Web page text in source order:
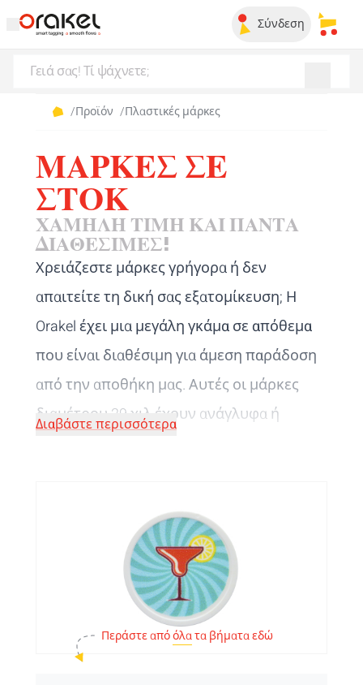
Σύνδεση Τα
/Προϊόν /Πλαστικές μάρκες
ΜΆΡΚΕΣ ΣΕ
ΣΤΟΚ
ΧΑΜΗΛΉ ΤΙΜΉ ΚΑΙ ΠΆΝΤΑ
ΔΙΑΘΈΣΙΜΕΣ!
Χρειάζεστε μάρκες γρήγορα ή δεν
απαιτείτε τη δική σας εξατομίκευση; Η
Orakel έχει μιαμεγάλη γκάμα σε απόθεμα
που είναι διαθέσιμη γιαάμεση παράδοση
από την αποθήκη μας. Αυτές οι μάρκες
διαμέτρου 29 χιλ έχουν ανάγλυφα ή
ότι θα ικανοποιήσει τις απαιτήσεις σας.
Κατασκευάζουμε όλα τα νομίσματα στη
δική μας παραγωγή, πράγμα που σημαίνει
ότι προσφέρουμε υψηλή ποιότητα και
ανταποκρινόμαστε γρήγορα στις
Διαβάστε περισσότερα
Περάστε απόόλατα βήματα εδώ